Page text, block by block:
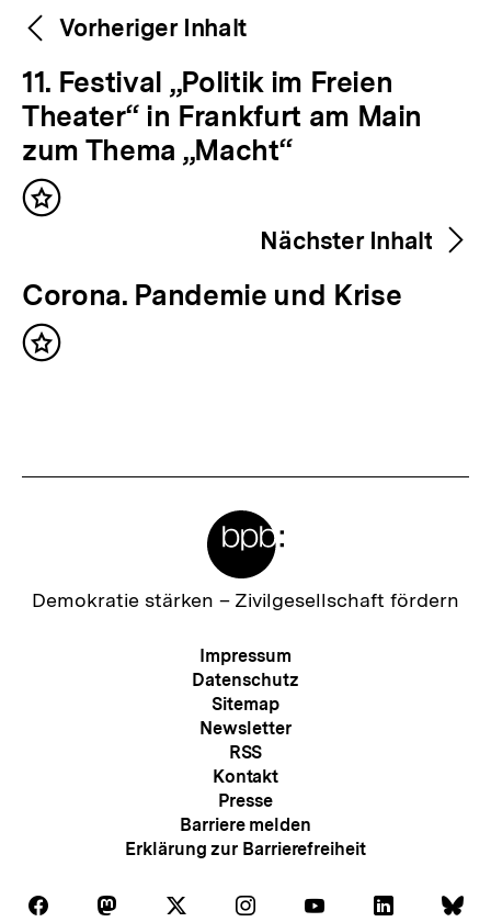
Weitere
Inhalte
Content-
Navigation
Vorheriger Inhalt
V
o
r
h
e
i
g
e
11. Festival „Politik im Freien
Theater“ in Frankfurt am Main
zum Thema „Macht“
Inhalt
Nächster Inhalt
N
ä
c
n
Corona. Pandemie und Krise
Inhalt
Zur
Demokratie stärken – Zivilgesellschaft fördern
Meta-
Navigation
Impressum
Datenschutz
Sitemap
Newsletter
RSS
Kontakt
Presse
Barriere melden
Erklärung zur Barrierefreiheit
Folgen
Auf
Folgen Folgen Folgen
Auf
Folgen Folgen